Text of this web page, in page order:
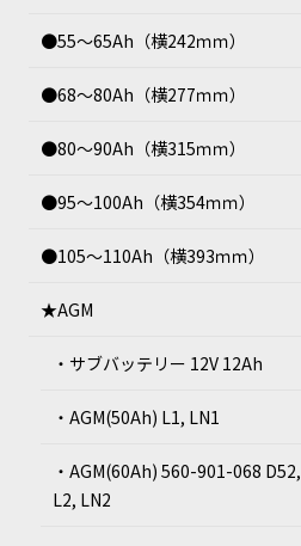
●55～65Ah（横242ｍｍ）
●68～80Ah（横277ｍｍ）
●80～90Ah（横315ｍｍ）
●95～100Ah（横354ｍｍ）
●105～110Ah（横393ｍｍ）
★AGM
・サブバッテリー 12V 12Ah
・AGM(50Ah) L1, LN1
・AGM(60Ah) 560-901-068 D52,
L2, LN2